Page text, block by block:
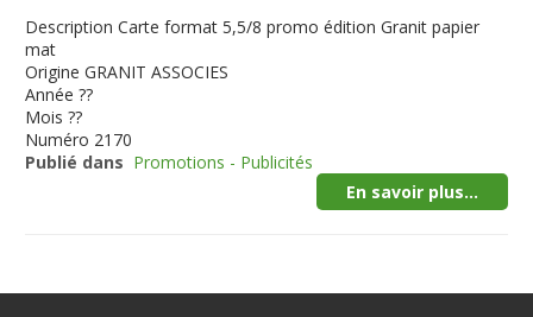
Description Carte format 5,5/8 promo édition Granit papier
mat
Origine GRANIT ASSOCIES
Année ??
Mois ??
Numéro 2170
Publié dans Promotions - Publicités
En savoir plus...